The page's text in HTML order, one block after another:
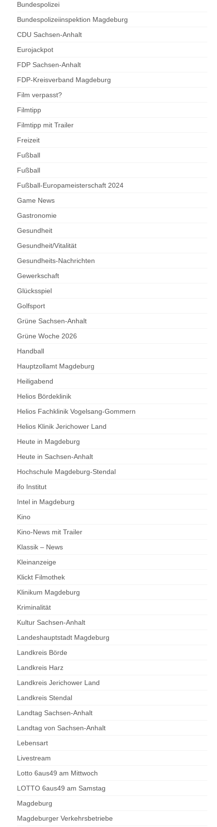
Bundespolizei
Bundespolizeiinspektion Magdeburg
CDU Sachsen-Anhalt
Eurojackpot
FDP Sachsen-Anhalt
FDP-Kreisverband Magdeburg
Film verpasst?
Filmtipp
Filmtipp mit Trailer
Freizeit
Fußball
Fußball
Fußball-Europameisterschaft 2024
Game News
Gastronomie
Gesundheit
Gesundheit/Vitalität
Gesundheits-Nachrichten
Gewerkschaft
Glücksspiel
Golfsport
Grüne Sachsen-Anhalt
Grüne Woche 2026
Handball
Hauptzollamt Magdeburg
Heiligabend
Helios Bördeklinik
Helios Fachklinik Vogelsang-Gommern
Helios Klinik Jerichower Land
Heute in Magdeburg
Heute in Sachsen-Anhalt
Hochschule Magdeburg-Stendal
ifo Institut
Intel in Magdeburg
Kino
Kino-News mit Trailer
Klassik – News
Kleinanzeige
Klickt Filmothek
Klinikum Magdeburg
Kriminalität
Kultur Sachsen-Anhalt
Landeshauptstadt Magdeburg
Landkreis Börde
Landkreis Harz
Landkreis Jerichower Land
Landkreis Stendal
Landtag Sachsen-Anhalt
Landtag von Sachsen-Anhalt
Lebensart
Livestream
Lotto 6aus49 am Mittwoch
LOTTO 6aus49 am Samstag
Magdeburg
Magdeburger Verkehrsbetriebe